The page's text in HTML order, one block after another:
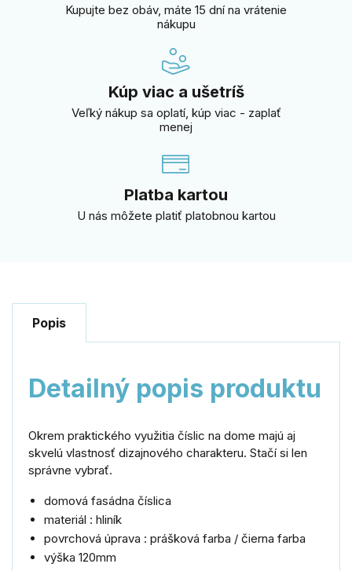
Kupujte bez obáv, máte 15 dní na vrátenie
nákupu
Kúp viac a ušetríš
Veľký nákup sa oplatí, kúp viac - zaplať
menej
Platba kartou
U nás môžete platiť platobnou kartou
Popis
Detailný popis produktu
Okrem praktického využitia číslic na dome majú aj
skvelú vlastnosť dizajnového charakteru. Stačí si len
správne vybrať.
domová fasádna číslica
materiál : hliník
povrchová úprava : prášková farba / čierna farba
výška 120mm